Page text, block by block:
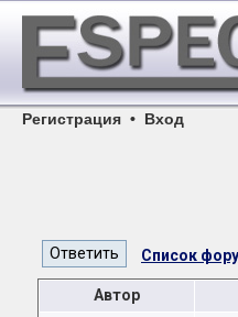
Регистрация • Вход
Список
Автор